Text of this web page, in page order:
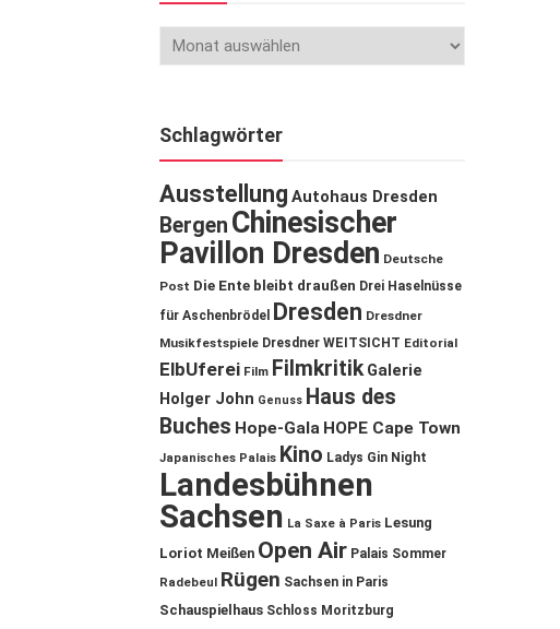
Schlagwörter
Ausstellung Autohaus Dresden
Bergen Chinesischer
Pavillon Dresden Deutsche
Post Die Ente bleibt draußen Drei Haselnüsse
für Aschenbrödel
Dresden Dresdner
Musikfestspiele Dresdner WEITSICHT Editorial
ElbUferei Film Filmkritik Galerie
Holger John Genuss Haus des
Buches Hope-Gala HOPE Cape Town
Japanisches Palais Kino Ladys Gin Night
Landesbühnen
Sachsen La Saxe à Paris Lesung
Loriot Meißen Open Air Palais Sommer
Radebeul Rügen Sachsen in Paris
Schauspielhaus Schloss Moritzburg